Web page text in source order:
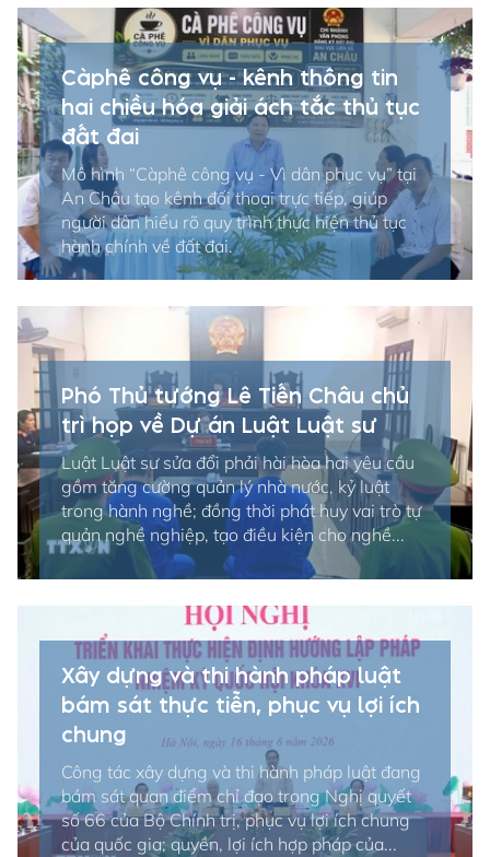
Càphê công vụ - kênh thông tin
hai chiều hóa giải ách tắc thủ tục
đất đai
Mô hình “Càphê công vụ - Vì dân phục vụ” tại
An Châu tạo kênh đối thoại trực tiếp, giúp
người dân hiểu rõ quy trình thực hiện thủ tục
hành chính về đất đai.
Phó Thủ tướng Lê Tiến Châu chủ
trì họp về Dự án Luật Luật sư
Luật Luật sư sửa đổi phải hài hòa hai yêu cầu
gồm tăng cường quản lý nhà nước, kỷ luật
trong hành nghề; đồng thời phát huy vai trò tự
quản nghề nghiệp, tạo điều kiện cho nghề...
Xây dựng và thi hành pháp luật
bám sát thực tiễn, phục vụ lợi ích
chung
Công tác xây dựng và thi hành pháp luật đang
bám sát quan điểm chỉ đạo trong Nghị quyết
số 66 của Bộ Chính trị, phục vụ lợi ích chung
của quốc gia; quyền, lợi ích hợp pháp của...